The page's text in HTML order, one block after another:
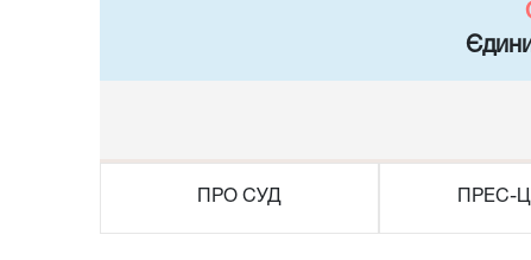
ПРО СУД ПРЕС-